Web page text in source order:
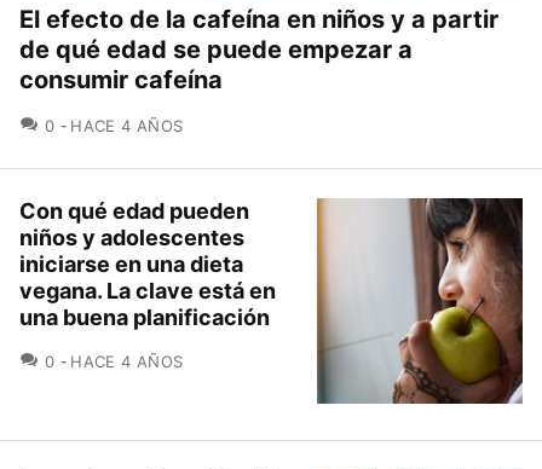
El efecto de la cafeína en niños y a partir
de qué edad se puede empezar a
consumir cafeína
0 COMENTARIOS
HACE 4 AÑOS
Con qué edad pueden
niños y adolescentes
iniciarse en una dieta
vegana. La clave está en
una buena planificación
0 COMENTARIOS
HACE 4 AÑOS